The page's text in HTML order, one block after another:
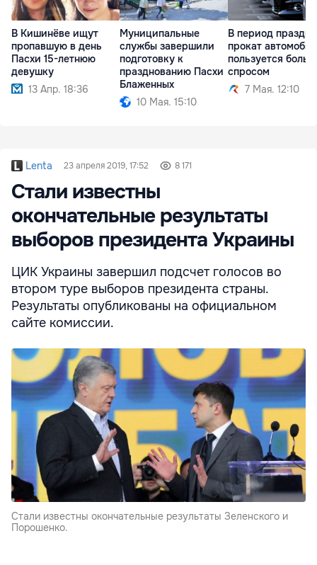
В Кишинёве ищут
пропавшую в день
Пасхи 15-летнюю
девушку
13 Апр. 18:36
Муниципальные
службы завершили
подготовку к
празднованию Пасхи
Блаженных
10 Мая. 15:10
В период
прокат
пользуется
спросом
7 Мая. 12:10
Lenta 23 апреля 2019, 17:52 8 171
Стали известны
окончательные результаты
выборов президента Украины
ЦИК Украины завершил подсчет голосов во
втором туре выборов президента страны.
Результаты опубликованы на официальном
сайте комиссии.
Стали известны окончательные результаты Зеленского и
Порошенко.